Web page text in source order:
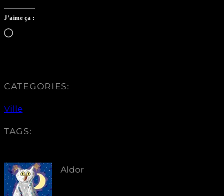
J’aime ça :
Chargement…
CATEGORIES:
Ville
TAGS:
Aldor